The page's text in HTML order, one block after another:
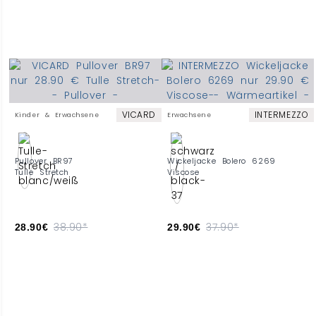
Kinder & Erwachsene VICARD
Pullover BR97
Tulle Stretch
28.90€ 38.90*
Erwachsene INTERMEZZO
Wickeljacke Bolero 6269
Viscose
29.90€ 37.90*